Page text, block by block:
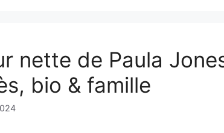
nette de Paula
bio & famille